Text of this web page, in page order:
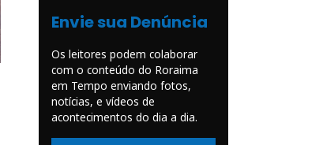
Envie sua Denúncia
Os leitores podem colaborar
com o conteúdo do Roraima
em Tempo enviando fotos,
notícias, e vídeos de
acontecimentos do dia a dia.